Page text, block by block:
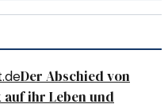
Der Abschied von
auf ihr Leben und